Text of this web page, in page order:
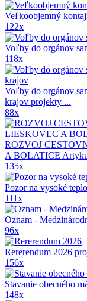
Veľkoobjemný
122x
Voľby do orgánov
118x
Voľby do orgánov
krajov projekty ...
88x
ROZVOJ
A BOLATICE
135x
Pozor na vysoké
111x
Oznam -
96x
Rererendum 2026
156x
Stavanie obecného
148x